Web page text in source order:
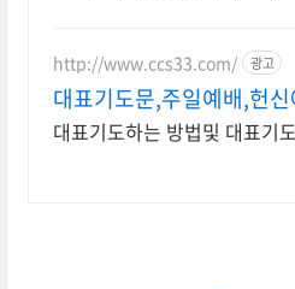
http://www.ccs33.com/ 광고
대표기도문,주일예배,헌신
대표기도하는 방법및 대표기